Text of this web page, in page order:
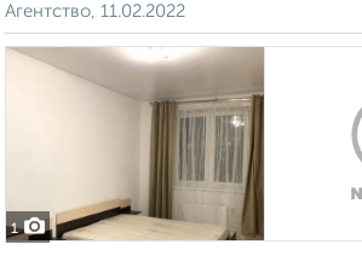
Агентство, 11.02.2022
1